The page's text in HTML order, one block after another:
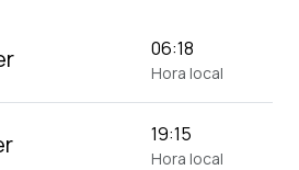
06:18
Hora local
19:15
Hora local